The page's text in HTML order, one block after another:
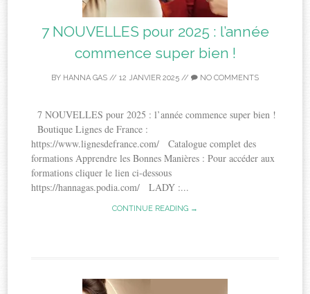
7 NOUVELLES pour 2025 : l’année
commence super bien !
BY HANNA GAS // 12 JANVIER 2025 // NO COMMENTS
7 NOUVELLES pour 2025 : l’année commence super bien !
Boutique Lignes de France :
https://www.lignesdefrance.com/ Catalogue complet des
formations Apprendre les Bonnes Manières : Pour accéder aux
formations cliquer le lien ci-dessous
https://hannagas.podia.com/ LADY :...
CONTINUE READING →